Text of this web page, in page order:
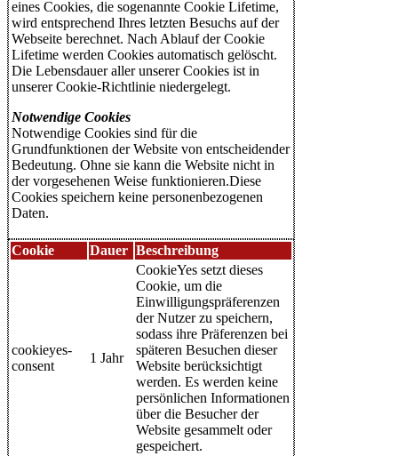
eines Cookies, die sogenannte Cookie Lifetime,
wird entsprechend Ihres letzten Besuchs auf der
Webseite berechnet. Nach Ablauf der Cookie
Lifetime werden Cookies automatisch gelöscht.
Die Lebensdauer aller unserer Cookies ist in
unserer Cookie-Richtlinie niedergelegt.
Notwendige Cookies
Notwendige Cookies sind für die
Grundfunktionen der Website von entscheidender
Bedeutung. Ohne sie kann die Website nicht in
der vorgesehenen Weise funktionieren.Diese
Cookies speichern keine personenbezogenen
Daten.
Cookie Dauer Beschreibung
cookieyes-
consent
1 Jahr
CookieYes setzt dieses
Cookie, um die
Einwilligungspräferenzen
der Nutzer zu speichern,
sodass ihre Präferenzen bei
späteren Besuchen dieser
Website berücksichtigt
werden. Es werden keine
persönlichen Informationen
über die Besucher der
Website gesammelt oder
gespeichert.